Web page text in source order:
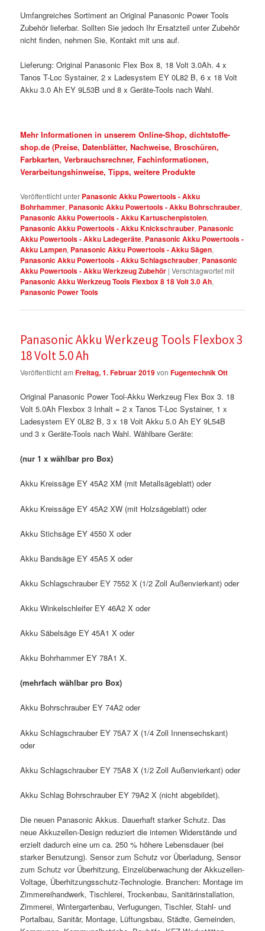
Umfangreiches Sortiment an Original Panasonic Power Tools
Zubehör lieferbar. Sollten Sie jedoch Ihr Ersatzteil unter Zubehör
nicht finden, nehmen Sie, Kontakt mit uns auf.
Lieferung: Original Panasonic Flex Box 8, 18 Volt 3.0Ah. 4 x
Tanos T-Loc Systainer, 2 x Ladesystem EY 0L82 B, 6 x 18 Volt
Akku 3.0 Ah EY 9L53B und 8 x Geräte-Tools nach Wahl.
Mehr Informationen in unserem Online-Shop, dichtstoffe-
shop.de (Preise, Datenblätter, Nachweise, Broschüren,
Farbkarten, Verbrauchsrechner, Fachinformationen,
Verarbeitungshinweise, Tipps, weitere Produkte
Veröffentlicht unter Panasonic Akku Powertools - Akku
Bohrhammer, Panasonic Akku Powertools - Akku Bohrschrauber,
Panasonic Akku Powertools - Akku Kartuschenpistolen,
Panasonic Akku Powertools - Akku Knickschrauber, Panasonic
Akku Powertools - Akku Ladegeräte, Panasonic Akku Powertools -
Akku Lampen, Panasonic Akku Powertools - Akku Sägen,
Panasonic Akku Powertools - Akku Schlagschrauber, Panasonic
Akku Powertools - Akku Werkzeug Zubehör |Verschlagwortet mit
Panasonic Akku Werkzeug Tools Flexbox 8 18 Volt 3.0 Ah,
Panasonic Power Tools
Panasonic Akku Werkzeug Tools Flexbox 3
18 Volt 5.0 Ah
Veröffentlicht amFreitag, 1. Februar 2019vonFugentechnik Ott
Original Panasonic Power Tool-Akku Werkzeug Flex Box 3. 18
Volt 5.0Ah Flexbox 3 Inhalt = 2 x Tanos T-Loc Systainer, 1 x
Ladesystem EY 0L82 B, 3 x 18 Volt Akku 5.0 Ah EY 9L54B
und 3 x Geräte-Tools nach Wahl. Wählbare Geräte:
(nur 1 x wählbar pro Box)
Akku Kreissäge EY 45A2 XM (mit Metallsägeblatt) oder
Akku Kreissäge EY 45A2 XW (mit Holzsägeblatt) oder
Akku Stichsäge EY 4550 X oder
Akku Bandsäge EY 45A5 X oder
Akku Schlagschrauber EY 7552 X (1/2 Zoll Außenvierkant) oder
Akku Winkelschleifer EY 46A2 X oder
Akku Säbelsäge EY 45A1 X oder
Akku Bohrhammer EY 78A1 X.
(mehrfach wählbar pro Box)
Akku Bohrschrauber EY 74A2 oder
Akku Schlagschrauber EY 75A7 X (1/4 Zoll Innensechskant)
oder
Akku Schlagschrauber EY 75A8 X (1/2 Zoll Außenvierkant) oder
Akku Schlag Bohrschrauber EY 79A2 X (nicht abgebildet).
Die neuen Panasonic Akkus. Dauerhaft starker Schutz. Das
neue Akkuzellen-Design reduziert die internen Widerstände und
erzielt dadurch eine um ca. 250 % höhere Lebensdauer (bei
starker Benutzung). Sensor zum Schutz vor Überladung, Sensor
zum Schutz vor Überhitzung, Einzelüberwachung der Akkuzellen-
Voltage, Überhitzungsschutz-Technologie. Branchen: Montage im
Zimmereihandwerk, Tischlerei, Trockenbau, Sanitärinstallation,
Zimmerei, Wintergartenbau, Verfugungen, Tischler, Stahl- und
Portalbau, Sanitär, Montage, Lüftungsbau, Städte, Gemeinden,